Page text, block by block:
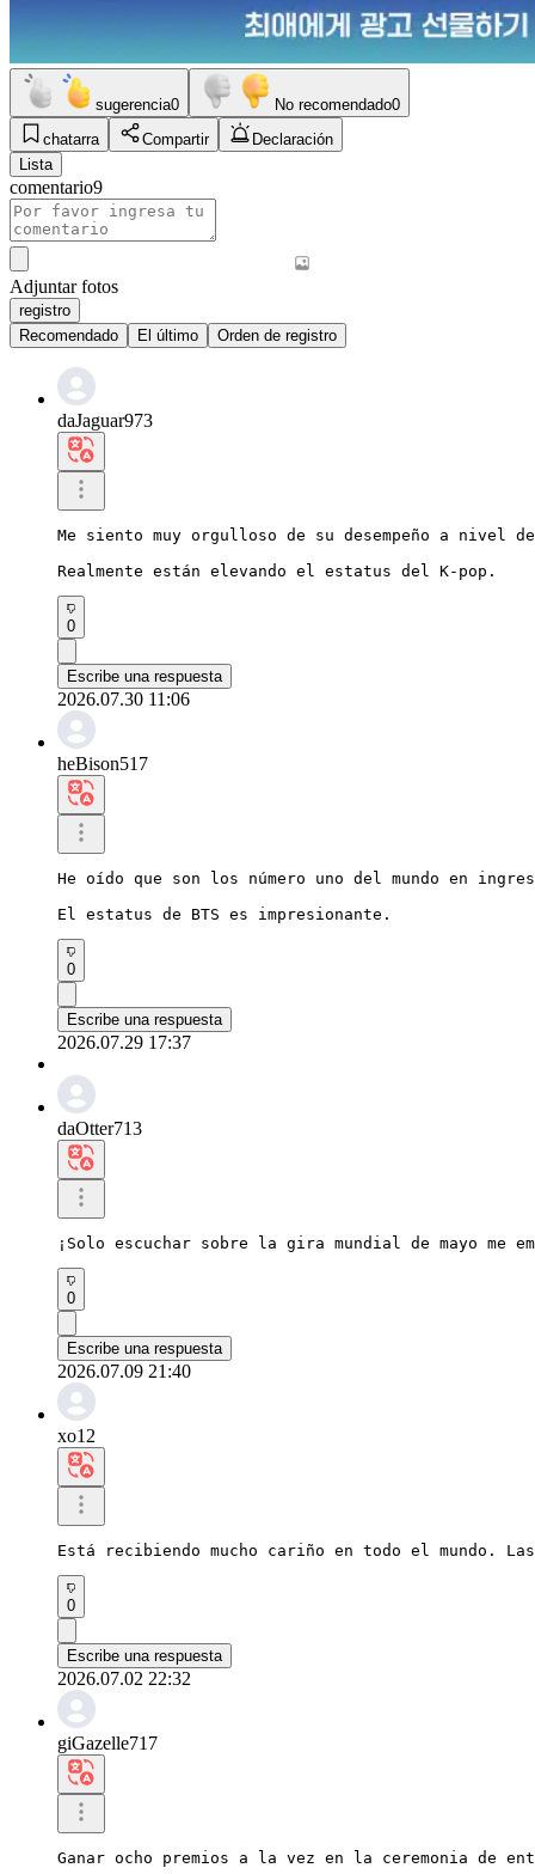
sugerencia0 No recomendado0
chatarra
Compartir
Declaración
Lista
comentario9
Adjuntar fotos
registro
Recomendado
El último Orden de registro
daJaguar973
Me siento muy orgulloso de su desempeño a nivel
Realmente están elevando el estatus del K-pop.
0
Escribe una respuesta
2026.07.30 11:06
heBison517
He oído que son los número uno del mundo en
El estatus de BTS es impresionante.
0
Escribe una respuesta
2026.07.29 17:37
daOtter713
¡Solo escuchar sobre la gira mundial de mayo me
0
Escribe una respuesta
2026.07.09 21:40
xo12
Está recibiendo mucho cariño en todo el mundo.
0
Escribe una respuesta
2026.07.02 22:32
giGazelle717
Ganar ocho premios a la vez en la ceremonia de